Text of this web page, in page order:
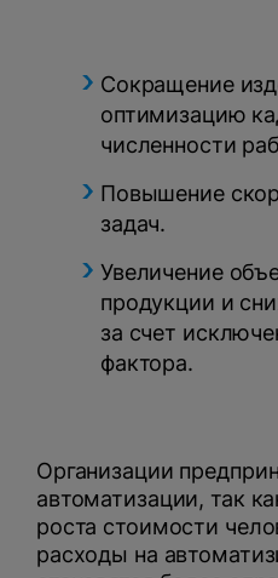
Сокращение
оптимизацию
численности
Повышение
задач.
Увеличение
продукции и
за счет
фактора.
Организации
автоматизации, так
роста стоимости
расходы на